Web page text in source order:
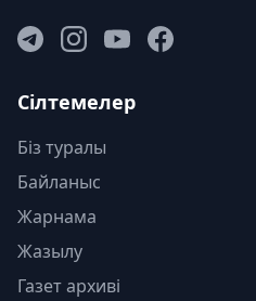
Сілтемелер
Біз туралы
Байланыс
Жарнама
Жазылу
Газет архиві